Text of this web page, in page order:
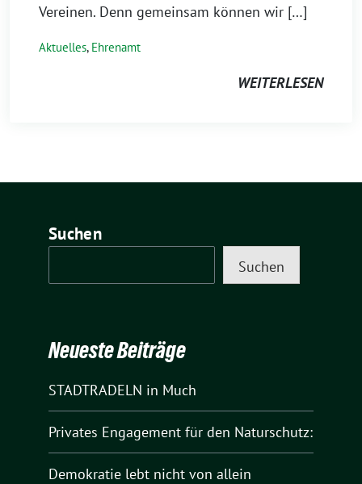
Vereinen. Denn gemeinsam können wir […]
Aktuelles, Ehrenamt
WEITERLESEN
Suchen
Suchen
Neueste Beiträge
STADTRADELN in Much
Privates Engagement für den Naturschutz:
Demokratie lebt nicht von allein